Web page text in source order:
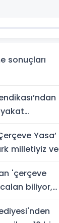
sonuçları
Yasa’
milletiyiz ve
'çerçeve
biliyor,